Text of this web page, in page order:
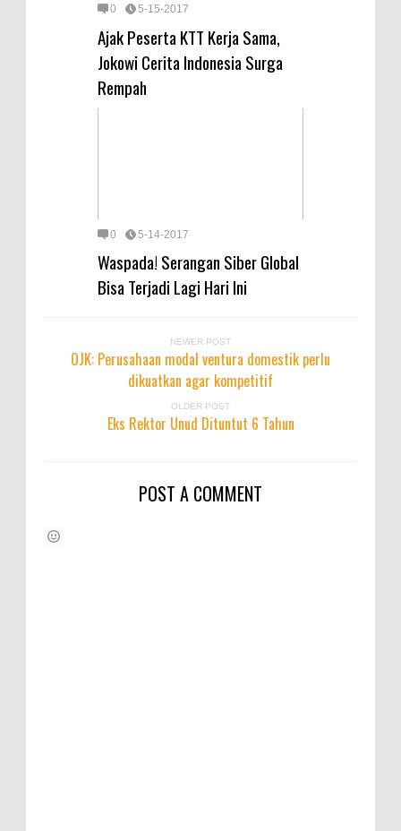
0 5-15-2017
Ajak Peserta KTT Kerja Sama,
Jokowi Cerita Indonesia Surga
Rempah
0 5-14-2017
Waspada! Serangan Siber Global
Bisa Terjadi Lagi Hari Ini
NEWER POST
OJK: Perusahaan modal ventura domestik perlu
dikuatkan agar kompetitif
OLDER POST
Eks Rektor Unud Dituntut 6 Tahun
POST A COMMENT